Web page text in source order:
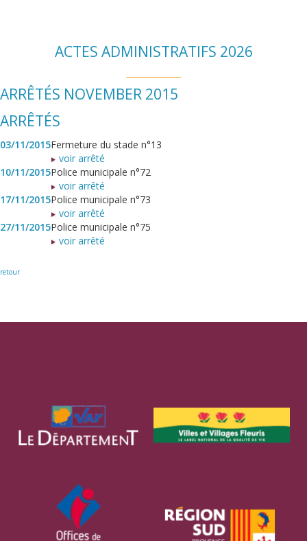
ACTES ADMINISTRATIFS 2026
ARRÊTÉS NOVEMBER 2015
ARRÊTÉS
03/11/2015Fermeture du stade n°13
voir arrêté
10/11/2015Police municipale n°72
voir arrêté
17/11/2015Police municipale n°73
voir arrêté
27/11/2015Police municipale n°75
voir arrêté
retour